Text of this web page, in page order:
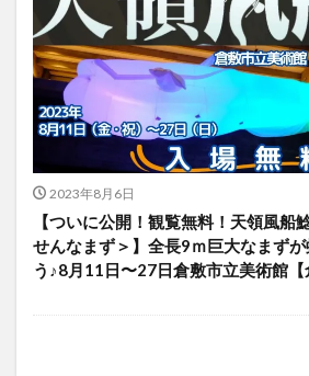
2023年8月6日
【ついに公開！観覧無料！天領風船
せんなまず＞】全長9ｍ巨大なまず
う♪8月11日〜27日倉敷市立美術館【